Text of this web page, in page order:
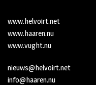
www.helvoirt.net
www.haaren.nu
www.vught.nu
nieuws@helvoirt.net
info@haaren.nu